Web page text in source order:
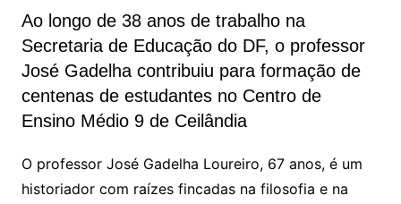
Ao longo de 38 anos de trabalho na
Secretaria de Educação do DF, o professor
José Gadelha contribuiu para formação de
centenas de estudantes no Centro de
Ensino Médio 9 de Ceilândia
O professor José Gadelha Loureiro, 67 anos, é um
historiador com raízes fincadas na filosofia e na